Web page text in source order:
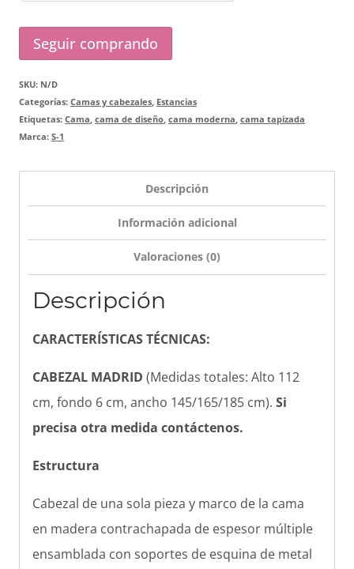
Seguir comprando
SKU: N/D
Categorías: Camas y cabezales, Estancias
Etiquetas: Cama, cama de diseño, cama moderna, cama tapizada
Marca: S-1
Descripción
Información adicional
Valoraciones (0)
Descripción
CARACTERÍSTICAS TÉCNICAS:
CABEZAL MADRID (Medidas totales: Alto 112
cm, fondo 6 cm, ancho 145/165/185 cm). Si
precisa otra medida contáctenos.
Estructura
Cabezal de una sola pieza y marco de la cama
en madera contrachapada de espesor múltiple
ensamblada con soportes de esquina de metal